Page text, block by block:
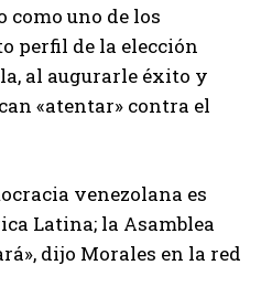
uno de los
perfil de la elección
al augurarle éxito y
«atentar» contra el
venezolana es
Latina; la Asamblea
dijo Morales en la red